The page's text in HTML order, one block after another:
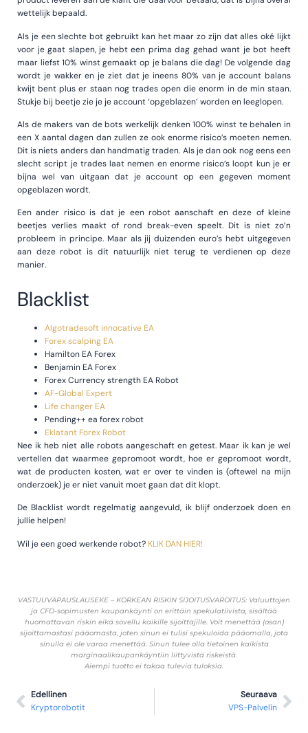
wettelijk bepaald.
Als je een slechte bot gebruikt kan het maar zo zijn dat alles oké lijkt
voor je gaat slapen, je hebt een prima dag gehad want je bot heeft
maar liefst 10% winst gemaakt op je balans die dag! De volgende dag
wordt je wakker en je ziet dat je ineens 80% van je account balans
kwijt bent plus er staan nog trades open die enorm in de min staan.
Stukje bij beetje zie je je account ‘opgeblazen’ worden en leeglopen.
Als de makers van de bots werkelijk denken 100% winst te behalen in
een X aantal dagen dan zullen ze ook enorme risico’s moeten nemen.
Dit is niets anders dan handmatig traden. Als je dan ook nog eens een
slecht script je trades laat nemen en enorme risico’s loopt kun je er
bijna wel van uitgaan dat je account op een gegeven moment
opgeblazen wordt.
Een ander risico is dat je een robot aanschaft en deze of kleine
beetjes verlies maakt of rond break-even speelt. Dit is niet zo’n
probleem in principe. Maar als jij duizenden euro’s hebt uitgegeven
aan deze robot is dit natuurlijk niet terug te verdienen op deze
manier.
Blacklist
Algotradesoft innocative EA
Forex scalping EA
Hamilton EA Forex
Benjamin EA Forex
Forex Currency strength EA Robot
AF-Global Expert
Life changer EA
Pending++ ea forex robot
Eklatant Forex Robot
Nee ik heb niet alle robots aangeschaft en getest. Maar ik kan je wel
vertellen dat waarmee gepromoot wordt, hoe er gepromoot wordt,
wat de producten kosten, wat er over te vinden is (oftewel na mijn
onderzoek) je er niet vanuit moet gaan dat dit klopt.
De Blacklist wordt regelmatig aangevuld, ik blijf onderzoek doen en
jullie helpen!
Wil je een goed werkende robot? KLIK DAN HIER!
VASTUUVAPAUSLAUSEKE – KORKEAN RISKIN SIJOITUSVAROITUS: Valuuttojen
ja CFD-sopimusten kaupankäynti on erittäin spekulatiivista, sisältää
huomattavan riskin eikä sovellu kaikille sijoittajille. Voit menettää (osan)
sijoittamastasi pääomasta, joten sinun ei tulisi spekuloida pääomalla, jota
sinulla ei ole varaa menettää. Sinun tulee olla tietoinen kaikista
marginaalikaupankäyntiin liittyvistä riskeistä.
Aiempi tuotto ei takaa tulevia tuloksia.
Edellinen
Kryptorobotit
Seuraava
VPS-Palvelin